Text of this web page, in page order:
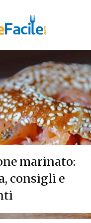
salmone:
panna e
un primo piatto di pesce